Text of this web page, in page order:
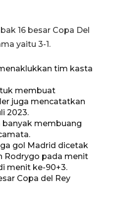
16 besar Copa Del
yaitu 3-1.
tim kasta
membuat
juga mencatatkan
2023.
banyak membuang
gol Madrid dicetak
Rodrygo pada menit
menit ke-90+3.
Copa del Rey